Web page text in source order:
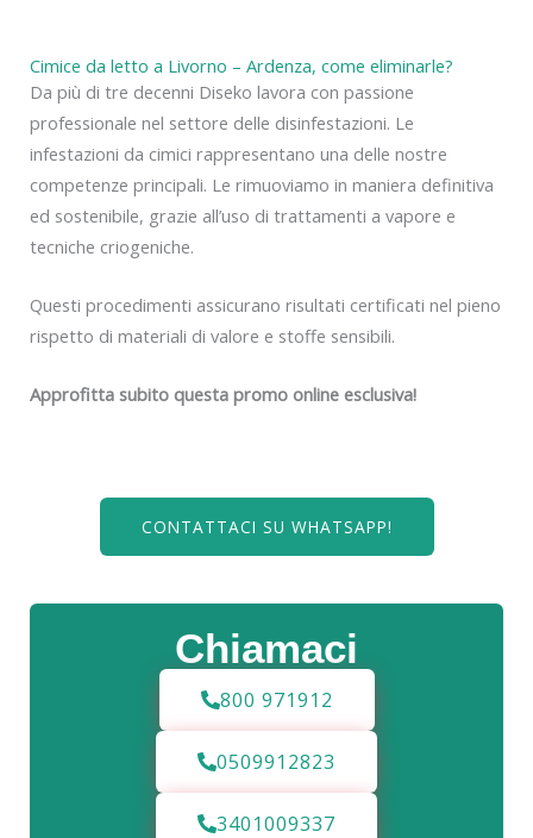
Chiamaci
800 971912
0509912823
3401009337
Cimice da letto a Livorno – Ardenza, come eliminarle?
Da più di tre decenni Diseko lavora con passione
professionale nel settore delle disinfestazioni. Le
infestazioni da cimici rappresentano una delle nostre
competenze principali. Le rimuoviamo in maniera definitiva
ed sostenibile, grazie all’uso di trattamenti a vapore e
tecniche criogeniche.
Questi procedimenti assicurano risultati certificati nel pieno
rispetto di materiali di valore e stoffe sensibili.
Approfitta subito questa promo online esclusiva!
CONTATTACI SU WHATSAPP!